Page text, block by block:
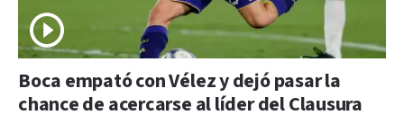
Boca empató con Vélez y dejó pasar la
chance de acercarse al líder del Clausura